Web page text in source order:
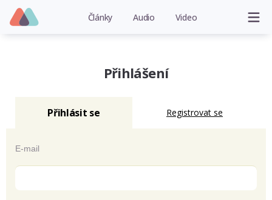
Články Audio Video
Přihlášení
Přihlásit se Registrovat se
E-mail